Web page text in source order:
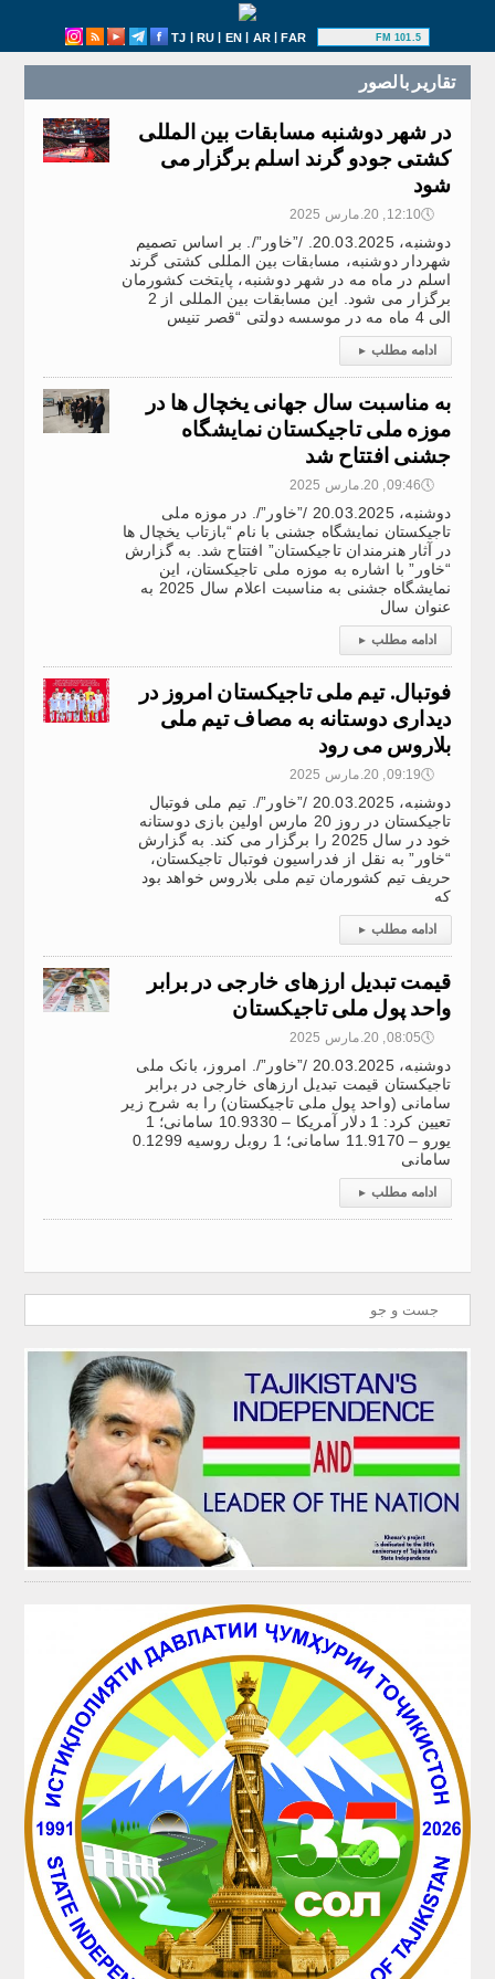
TJ | RU | EN | AR|FAR 101.5 FM
تقارير بالصور
در شهر دوشنبه مسابقات بین المللی
کشتی جودو گرند اسلم برگزار می
شود
🕔12:10, 20.مارس 2025
دوشنبه، 20.03.2025. /”خاور”/. بر اساس تصمیم
شهردار دوشنبه، مسابقات بین المللی کشتی گرند
اسلم در ماه مه در شهر دوشنبه، پایتخت کشورمان
برگزار می شود. این مسابقات بین المللی از 2
الی 4 ماه مه در موسسه دولتی “قصر تنیس
ادامه مطلب ▸
به مناسبت سال جهانی یخچال ها در
موزه ملی تاجیکستان نمایشگاه
جشنی افتتاح شد
🕔09:46, 20.مارس 2025
دوشنبه، 20.03.2025 /”خاور”/. در موزه ملی
تاجیکستان نمایشگاه جشنی با نام “بازتاب یخچال ها
در آثار هنرمندان تاجیکستان” افتتاح شد. به گزارش
“خاور” با اشاره به موزه ملی تاجیکستان، این
نمایشگاه جشنی به مناسبت اعلام سال 2025 به
عنوان سال
ادامه مطلب ▸
فوتبال. تیم ملی تاجیکستان امروز در
دیداری دوستانه به مصاف تیم ملی
بلاروس می رود
🕔09:19, 20.مارس 2025
دوشنبه، 20.03.2025 /”خاور”/. تیم ملی فوتبال
تاجیکستان در روز 20 مارس اولین بازی دوستانه
خود در سال 2025 را برگزار می کند. به گزارش
“خاور” به نقل از فدراسیون فوتبال تاجیکستان،
حریف تیم کشورمان تیم ملی بلاروس خواهد بود
که
ادامه مطلب ▸
قیمت تبدیل ارزهای خارجی در برابر
واحد پول ملی تاجیکستان
🕔08:05, 20.مارس 2025
دوشنبه، 20.03.2025 /”خاور”/. امروز، بانک ملی
تاجیکستان قیمت تبدیل ارزهای خارجی در برابر
سامانی (واحد پول ملی تاجیکستان) را به شرح زیر
تعیین کرد: 1 دلار آمریکا – 10.9330 سامانی؛ 1
یورو – 11.9170 سامانی؛ 1 روبل روسیه 0.1299
سامانی
ادامه مطلب ▸